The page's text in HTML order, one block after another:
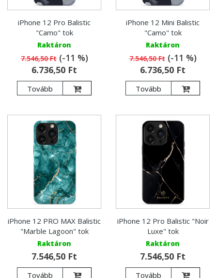
iPhone 12 Pro Balistic
"Camo" tok
Raktáron
7.546,50 Ft(-11 %)
6.736,50 Ft
Tovább
iPhone 12 Mini Balistic
"Camo" tok
Raktáron
7.546,50 Ft(-11 %)
6.736,50 Ft
Tovább
iPhone 12 PRO MAX Balistic
"Marble Lagoon" tok
Raktáron
7.546,50 Ft
Tovább
iPhone 12 Pro Balistic "Noir
Luxe" tok
Raktáron
7.546,50 Ft
Tovább